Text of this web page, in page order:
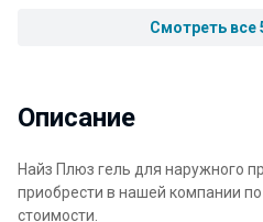
Смотреть все
Описание
Найз Плюз гель для наружного
приобрести в нашей компании
стоимости.